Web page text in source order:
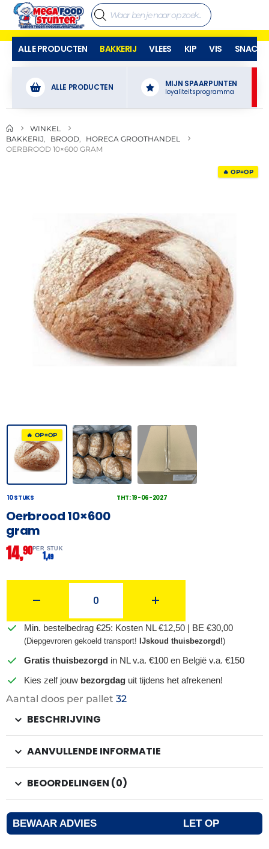
ALLE PRODUCTEN BAKKERIJ VLEES KIP VIS SNACKS
ALLE PRODUCTEN MIJN SPAARPUNTEN
loyaliteitsprogramma
WINKEL
BAKKERIJ
BROOD
HORECA GROOTHANDEL
OERBROOD 10×600 GRAM
🔥 OP=OP
🔥 OP=OP
10 STUKS THT: 19-06-2027
Oerbrood 10×600
gram
14,90PER STUK
1,49
Min. bestelbedrag €25: Kosten NL €12,50 | BE €30,00
(Diepgevroren gekoeld transport! IJskoud thuisbezorgd!)
Gratis thuisbezorgd in NL v.a. €100 en België v.a. €150
Kies zelf jouw bezorgdag uit tijdens het afrekenen!
Aantal doos per pallet 32
BESCHRIJVING
AANVULLENDE INFORMATIE
BEOORDELINGEN (0)
BEWAAR ADVIES LET OP